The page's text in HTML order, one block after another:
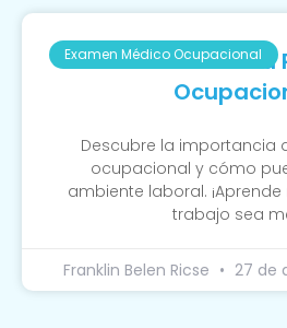
Examen Médico Ocupacional
La Función De
Descubre la importancia
ocupacional y cómo
ambiente laboral.
trabajo sea
Franklin Belen Ricse 27 de